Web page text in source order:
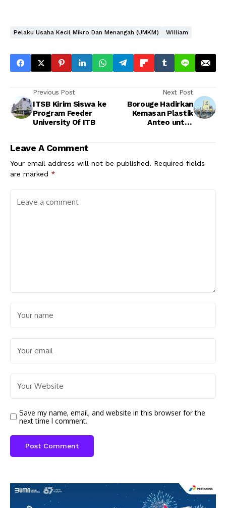
Pelaku Usaha Kecil Mikro Dan Menangah (UMKM) William
Previous Post
ITSB Kirim Siswa ke
Program Feeder
University Of ITB
Next Post
Borouge Hadirkan
Kemasan Plastik
Anteo untuk
Leave A Comment
Your email address will not be published. Required fields
are marked *
Save my name, email, and website in this browser for the
next time I comment.